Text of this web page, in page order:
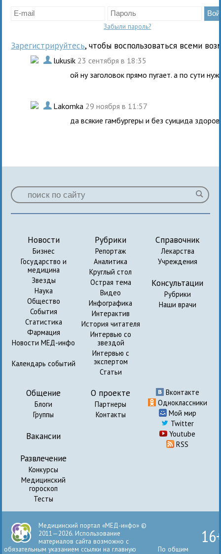
Забыли пароль?
Зарегистрируйтесь, чтобы воспользоваться всеми
. lukusik 23 сентября в 18:35
ой ну заголовок прямо пугает. а по сути
. Lakomka 29 ноября в 11:57
да всякие гамбургеры и без суицида
Новости
Бизнес
Государство и
медицина
Звезды
Наука
Общество
События
Статистика
Фармация
Новости МЕД-инфо
Календарь событий
Рубрики
Репортаж
Аналитика
Круглый стол
Острая тема
Видео
Инфографика
Интерактив
История читателя
Интервью со
звездой
Интервью с
экспертом
Статьи
Справочник
Лекарства
Учреждения
Консультации
Рубрики
Наши врачи
Общение
Блоги
Группы
Вакансии
Развлечение
Конкурсы
Медицинский
гороскоп
Тесты
О проекте
Партнеры
Контакты
Вконтакте
Одноклассники
Мой мир
Twitter
Youtube
RSS
Медицинский портал «МЕД-инфо» ©
2011—2026. Использование
материалов сайта возможно с
обязательным указанием ссылки на главную
По общим